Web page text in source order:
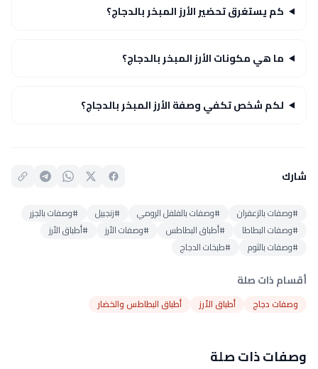
كم يستغرق تحضير الأرز المبخر بالدجاج؟
ما هي مكونات الأرز المبخر بالدجاج؟
لكم شخص تكفي وصفة الأرز المبخر بالدجاج؟
شارك
#وصفات بالزعفران #وصفات بالفلفل الرومي #زنجبيل
#وصفات بالجزر
#وصفات البطاطا
#أطباق البطاطس #وصفات الأرز
#أطباق الأرز
#وصفات بالثوم
#طبخات الدجاج
أقسام ذات صلة
وصفات دجاج أطباق الأرز أطباق البطاطس والخضار
وصفات ذات صلة